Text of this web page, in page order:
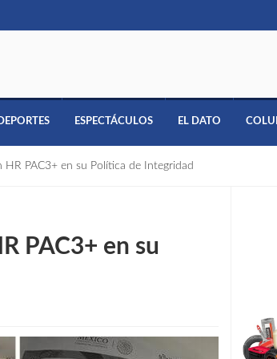
ESPECTÁCULOS EL DATO
HR PAC3+ en su Política de Integridad
PAC3+ en su